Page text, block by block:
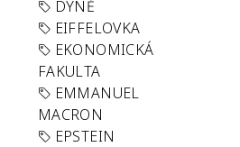
DÝNĚ
EIFFELOVKA
EKONOMICKÁ
FAKULTA
EMMANUEL
MACRON
EPSTEIN